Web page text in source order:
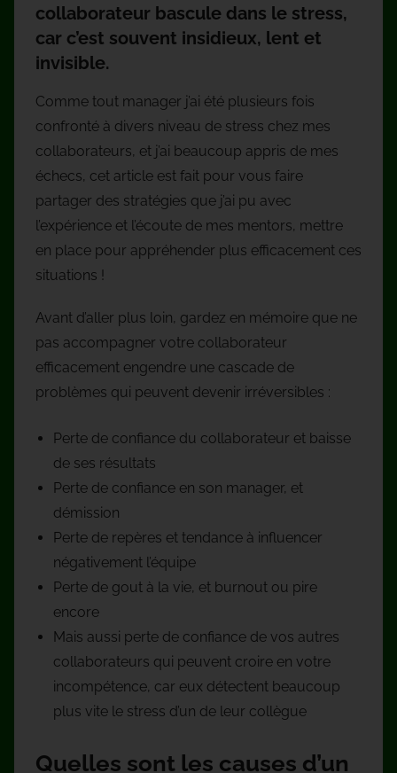
collaborateur bascule dans le stress,
car c’est souvent insidieux, lent et
invisible.
Comme tout manager j’ai été plusieurs fois
confronté à divers niveau de stress chez mes
collaborateurs, et j’ai beaucoup appris de mes
échecs, cet article est fait pour vous faire
partager des stratégies que j’ai pu avec
l’expérience et l’écoute de mes mentors, mettre
en place pour appréhender plus efficacement ces
situations !
Avant d’aller plus loin, gardez en mémoire que ne
pas accompagner votre collaborateur
efficacement engendre une cascade de
problèmes qui peuvent devenir irréversibles :
Perte de confiance du collaborateur et baisse
de ses résultats
Perte de confiance en son manager, et
démission
Perte de repères et tendance à influencer
négativement l’équipe
Perte de gout à la vie, et burnout ou pire
encore
Mais aussi perte de confiance de vos autres
collaborateurs qui peuvent croire en votre
incompétence, car eux détectent beaucoup
plus vite le stress d’un de leur collègue
Quelles sont les causes d’un